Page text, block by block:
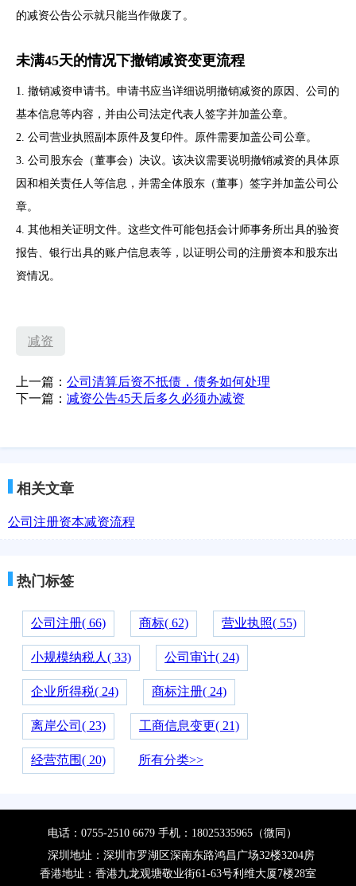
的减资公告公示就只能当作做废了。
未满45天的情况下撤销减资变更流程
1. 撤销减资申请书。申请书应当详细说明撤销减资的原因、公司的
基本信息等内容，并由公司法定代表人签字并加盖公章。
2. 公司营业执照副本原件及复印件。原件需要加盖公司公章。
3. 公司股东会（董事会）决议。该决议需要说明撤销减资的具体原
因和相关责任人等信息，并需全体股东（董事）签字并加盖公司公
章。
4. 其他相关证明文件。这些文件可能包括会计师事务所出具的验资
报告、银行出具的账户信息表等，以证明公司的注册资本和股东出
资情况。
减资
上一篇： 公司清算后资不抵债，债务如何处理
下一篇： 减资公告45天后多久必须办减资
相关文章
公司注册资本减资流程
热门标签
公司注册( 66) 商标( 62) 营业执照( 55)
小规模纳税人( 33) 公司审计( 24)
企业所得税( 24) 商标注册( 24)
离岸公司( 23) 工商信息变更( 21)
经营范围( 20) 所有分类>>
电话：0755-2510 6679 手机：18025335965（微同）
深圳地址：深圳市罗湖区深南东路鸿昌广场32楼3204房
香港地址：香港九龙观塘敬业街61-63号利维大厦7楼28室